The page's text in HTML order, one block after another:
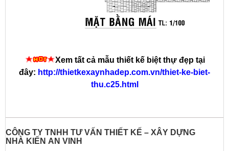
Xem tất cả mẫu thiết kế biệt thự đẹp tại
đây: http://thietkexaynhadep.com.vn/thiet-ke-biet-
thu.c25.html
CÔNG TY TNHH TƯ VẤN THIẾT KẾ – XÂY DỰNG
NHÀ KIẾN AN VINH